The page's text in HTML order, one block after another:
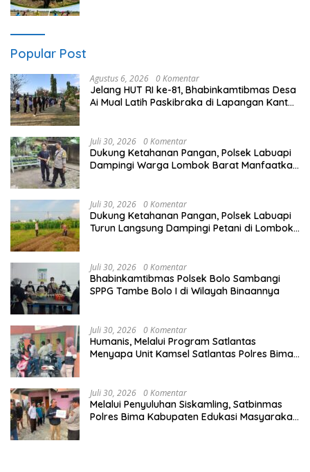
Popular Post
Agustus 6, 2026 0 Komentar
Jelang HUT RI ke-81, Bhabinkamtibmas Desa
Ai Mual Latih Paskibraka di Lapangan Kantor
Juli 30, 2026 0 Komentar
Dukung Ketahanan Pangan, Polsek Labuapi
Dampingi Warga Lombok Barat Manfaatkan
Juli 30, 2026 0 Komentar
Dukung Ketahanan Pangan, Polsek Labuapi
Turun Langsung Dampingi Petani di Lombok
Juli 30, 2026 0 Komentar
Bhabinkamtibmas Polsek Bolo Sambangi
SPPG Tambe Bolo I di Wilayah Binaannya
Juli 30, 2026 0 Komentar
Humanis, Melalui Program Satlantas
Menyapa Unit Kamsel Satlantas Polres Bima
Juli 30, 2026 0 Komentar
Melalui Penyuluhan Siskamling, Satbinmas
Polres Bima Kabupaten Edukasi Masyarakat